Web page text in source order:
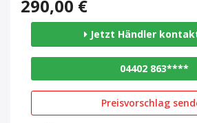
290,00 €
Jetzt Händler
04402 863****
Preisvorschlag